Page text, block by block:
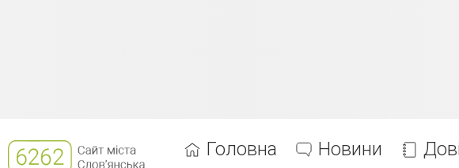
Головна Новини